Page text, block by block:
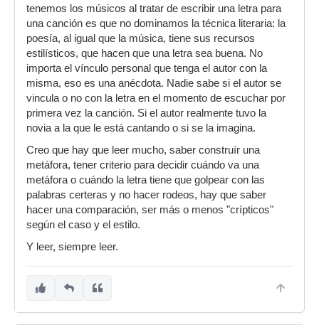
tenemos los músicos al tratar de escribir una letra para
una canción es que no dominamos la técnica literaria: la
poesía, al igual que la música, tiene sus recursos
estilísticos, que hacen que una letra sea buena. No
importa el vínculo personal que tenga el autor con la
misma, eso es una anécdota. Nadie sabe si el autor se
vincula o no con la letra en el momento de escuchar por
primera vez la canción. Si el autor realmente tuvo la
novia a la que le está cantando o si se la imagina.
Creo que hay que leer mucho, saber construír una
metáfora, tener criterio para decidir cuándo va una
metáfora o cuándo la letra tiene que golpear con las
palabras certeras y no hacer rodeos, hay que saber
hacer una comparación, ser más o menos "crípticos"
según el caso y el estilo.
Y leer, siempre leer.